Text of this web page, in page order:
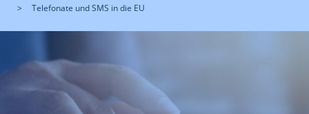
Telefonate und SMS in die EU